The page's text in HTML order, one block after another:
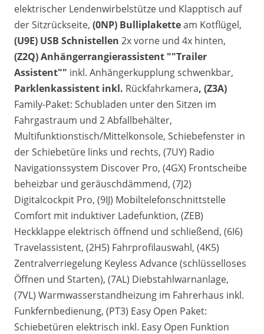
elektrischer Lendenwirbelstütze und Klapptisch auf
der Sitzrückseite, (0NP) Bulliplaketteam Kotflügel,
(U9E) USB Schnistellen 2x vorne und 4x hinten,
(Z2Q) Anhängerrangierassistent ""Trailer
Assistent"" inkl. Anhängerkupplung schwenkbar,
Parklenkassistent inkl. Rückfahrkamera, (Z3A)
Family-Paket: Schubladen unter den Sitzen im
Fahrgastraum und 2 Abfallbehälter,
Multifunktionstisch/Mittelkonsole, Schiebefenster in
der Schiebetüre links und rechts, (7UY) Radio
Navigationssystem Discover Pro, (4GX) Frontscheibe
beheizbar und geräuschdämmend, (7J2)
Digitalcockpit Pro, (9IJ) Mobiltelefonschnittstelle
Comfort mit induktiver Ladefunktion, (ZEB)
Heckklappe elektrisch öffnend und schließend, (6I6)
Travelassistent, (2H5) Fahrprofilauswahl, (4K5)
Zentralverriegelung Keyless Advance (schlüsselloses
Öffnen und Starten), (7AL) Diebstahlwarnanlage,
(7VL) Warmwasserstandheizung im Fahrerhaus inkl.
Funkfernbedienung, (PT3) Easy Open Paket:
Schiebetüren elektrisch inkl. Easy Open Funktion